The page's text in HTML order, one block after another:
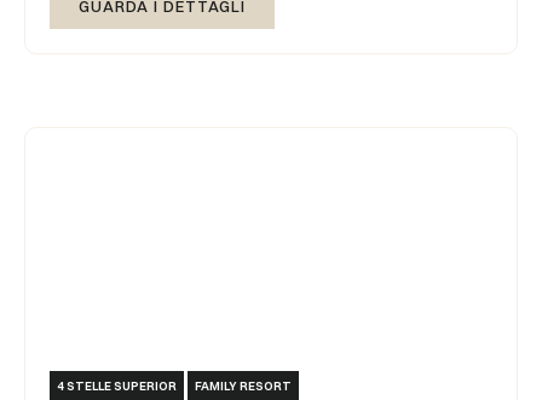
GUARDA I DETTAGLI
4 STELLE SUPERIOR FAMILY RESORT